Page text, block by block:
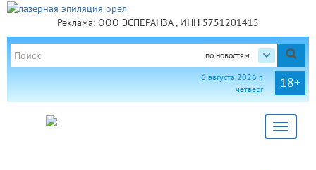
Реклама: ООО ЭСПЕРАНЗА , ИНН 5751201415
по новостям
18+
6 августа 2026 г.
четверг
Toggle